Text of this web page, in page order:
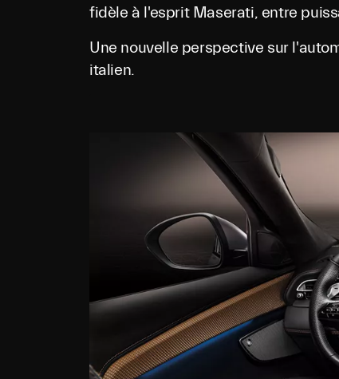
fidèle à l'esprit Maserati, entre
Une nouvelle perspective sur
italien.